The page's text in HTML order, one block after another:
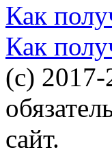
Как
Как
(c) 2017-
сайт.